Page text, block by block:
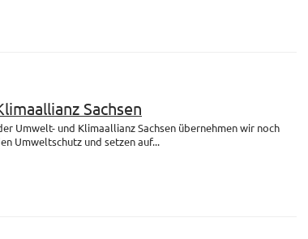
Sachsen
Umwelt- und Klimaallianz Sachsen übernehmen wir noch
Umweltschutz und setzen auf...